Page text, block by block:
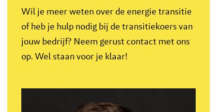
Wil je meer weten over de energie transitie
of heb je hulp nodig bij de transitiekoers van
jouw bedrijf? Neem gerust contact met ons
op. Wel staan voor je klaar!